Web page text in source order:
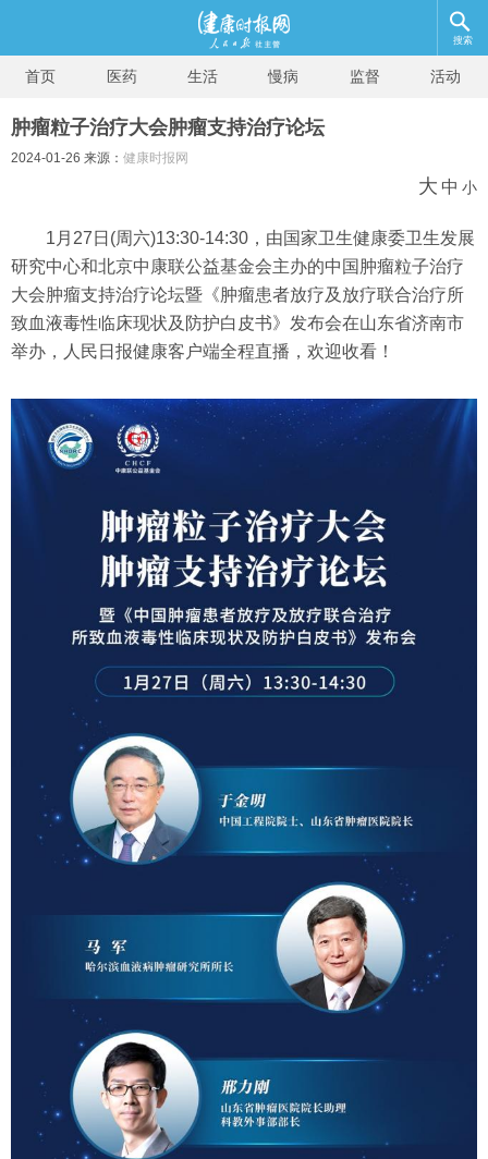
搜索
首页 医药 生活 慢病 监督 活动
肿瘤粒子治疗大会肿瘤支持治疗论坛
2024-01-26 来源： 健康时报网
大 中 小
1月27日(周六)13:30-14:30，由国家卫生健康委卫生发展
研究中心和北京中康联公益基金会主办的中国肿瘤粒子治疗
大会肿瘤支持治疗论坛暨《肿瘤患者放疗及放疗联合治疗所
致血液毒性临床现状及防护白皮书》发布会在山东省济南市
举办，人民日报健康客户端全程直播，欢迎收看！